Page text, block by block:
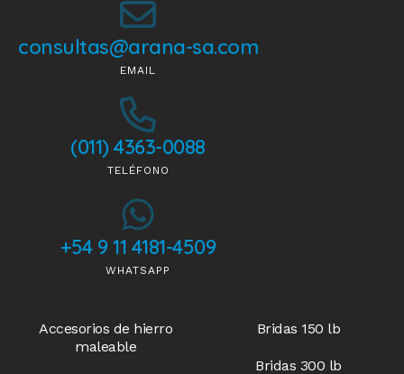
consultas@arana-sa.com
EMAIL
(011) 4363-0088
TELÉFONO
+54 9 11 4181-4509
WHATSAPP
Accesorios de hierro
maleable
Bridas 150 lb
Bridas 300 lb